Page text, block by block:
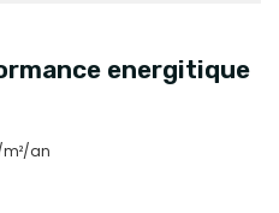
energitique
an